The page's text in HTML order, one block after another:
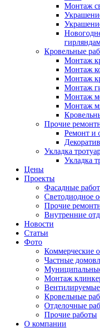
Монтаж
Кровельные
Монтаж
Монтаж
Монтаж
Монтаж
Монтаж
Монтаж
Прочие
Ремонт и
Укладка
Укладка
Цены
Проекты
Фасадные
Светодиодное
Прочие
Внутренние
Новости
Статьи
Фото
Коммерческие
Частные
Монтаж
Кровельные
Отделочные
Прочие работы
О компании